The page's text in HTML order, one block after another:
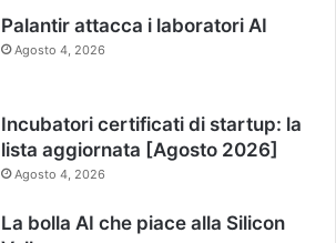
Palantir attacca i laboratori AI
Agosto 4, 2026
Incubatori certificati di startup: la
lista aggiornata [Agosto 2026]
Agosto 4, 2026
La bolla AI che piace alla Silicon